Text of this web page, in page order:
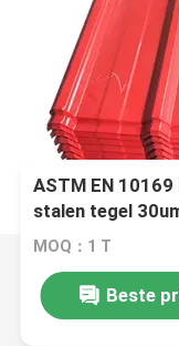
ASTM EN
stalen tegel
MOQ：1 T
Beste